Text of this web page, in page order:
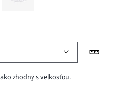
zhodný s veľkosťou.